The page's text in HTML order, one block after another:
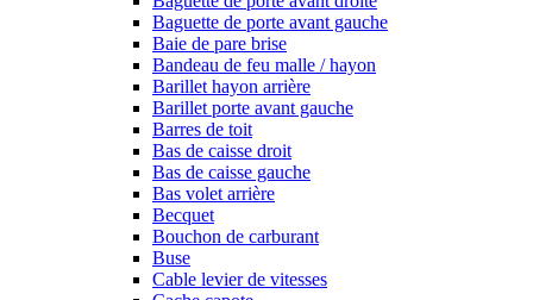
Baguette de porte avant gauche
Baie de pare brise
Bandeau de feu malle / hayon
Barillet hayon arrière
Barillet porte avant gauche
Barres de toit
Bas de caisse droit
Bas de caisse gauche
Bas volet arrière
Becquet
Bouchon de carburant
Buse
Cable levier de vitesses